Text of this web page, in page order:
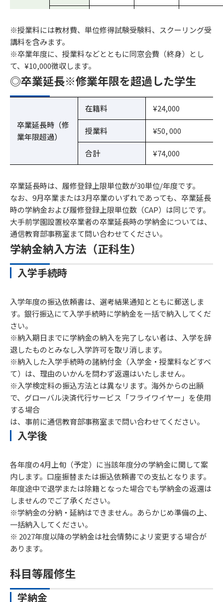
0
0
0
編入学
入学金 ￥20,000 –
在籍料 ￥12,000 ￥12,000
￥163,00
0
￥326,00
￥163,00
同窓会
–
￥195,00
￥350,00
￥185,00
4年次
編入学
入学金 ￥20,000 –
在籍料 ￥12,000 ￥12,000
授業料
￥163,00
0
同窓会
合計
￥195,00
￥185,00
※授業料には教材費、単位修得試験受験料、スクーリング受
講料を含みます。
※卒業年度に、授業料などとともに同窓会費（終身）とし
て、¥10,000徴収します。
◎卒業延長※修業年限を超過した学生
卒業延長時（修
業年限超過）
在籍料 ¥24,000
授業料 ¥50, 000
合計 ¥74,000
卒業延長時は、履修登録上限単位数が30単位/年度です。
なお、9月卒業または3月卒業のいずれであっても、卒業延長
時の学納金および履修登録上限単位数（CAP）は同じです。
大手前学園設置校卒業者の卒業延長時の学納金については、
通信教育部事務室まて問い合わせてください。
学納金納入方法（正科生）
入学手続時
入学年度の振込依頼書は、選考結果通知とともに郵送しま
す。銀行振込にて入学手続時に学納金を一括で納入してくだ
さい。
※納入期日までに学納金の納入を完了しない者は、入学を辞
退したものとみなし入学許可を取リ消します。
※納入した入学手続時の諸納付金（入学金・授業料などすべ
て）は、理由のいかんを問わず返還はいたしません。
※入学検定料の振込方法とは異なリます。海外からの出願
で、グローバル決済代行サービス「フライワイヤー」を使用
する場合
は、事前に通信教育部事務室まで問い合わせてください。
入学後
各年度の4月上旬（予定）に当該年度分の学納金に関して案
内します。口座振替または振込依頼書での支払となります。
年度途中で退学または除籍となった場合でも学納金の返還は
しませんのでご了承ください。
※学納金の分納・延納はできません。あらかじめ準備の上、
一括納入してください。
※ 2027年度以降の学納金は社会情勢によリ変更する場合が
あります。
科目等履修生
学納金